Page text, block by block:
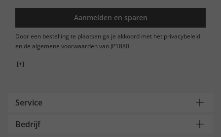
Aanmelden en sparen
Door een bestelling te plaatsen ga je akkoord met het privacybeleid
en de algemene voorwaarden van JP1880.
[+]
Service
Bedrijf